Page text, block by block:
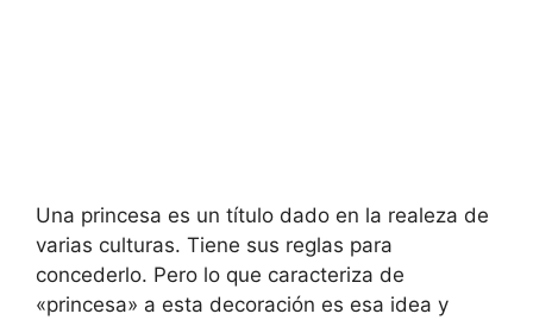
Una princesa es un título dado en la realeza de
varias culturas. Tiene sus reglas para
concederlo. Pero lo que caracteriza de
«princesa» a esta decoración es esa idea y